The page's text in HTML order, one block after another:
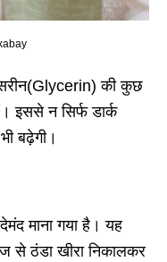
की कुछ
इससे न सिर्फ डार्क
बढ़ेगी।
माना गया है। यह
से ठंडा खीरा निकालकर